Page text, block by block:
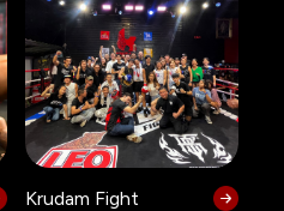
Krudam Fight